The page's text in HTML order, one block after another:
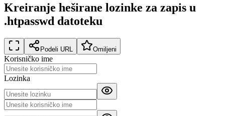
Kreiranje heširane lozinke za zapis u
.htpasswd datoteku
Podeli URL Omiljeni
Korisničko ime
Lozinka